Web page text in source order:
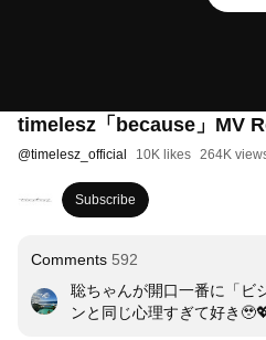
timelesz「because」MV
@timelesz_official 10K likes 264K
Subscribe
Comments 592
聡ちゃんが開口一番に「ビ
ンと同じ心理すぎて好き